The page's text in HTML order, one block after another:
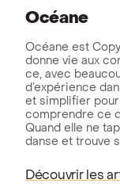
Océane
Océane est
donne vie aux
ce, avec
d’expérience
et simplifier
comprendre ce
Quand elle ne
danse et trouve
Découvrir les